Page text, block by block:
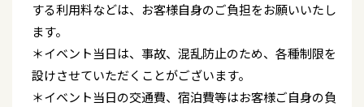
する利用料などは、お客様自身のご負担をお願いいたし
ます。
＊イベント当日は、事故、混乱防止のため、各種制限を
設けさせていただくことがございます。
＊イベント当日の交通費、宿泊費等はお客様ご自身の負